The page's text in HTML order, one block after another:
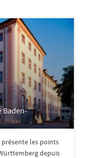
Baden-
présente les points
depuis